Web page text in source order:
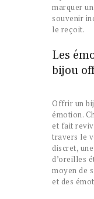
marquer
souvenir
le reçoit.
Les
bijou
Offrir un
émotion.
et fait
travers le
discret,
d’oreilles
moyen de
et des